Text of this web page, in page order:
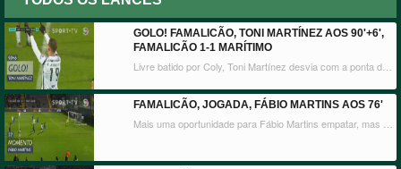
GOLO! FAMALICÃO, TONI MARTÍNEZ AOS 90'+6',
FAMALICÃO 1-1 MARÍTIMO
FAMALICÃO, JOGADA, FÁBIO MARTINS AOS 76'